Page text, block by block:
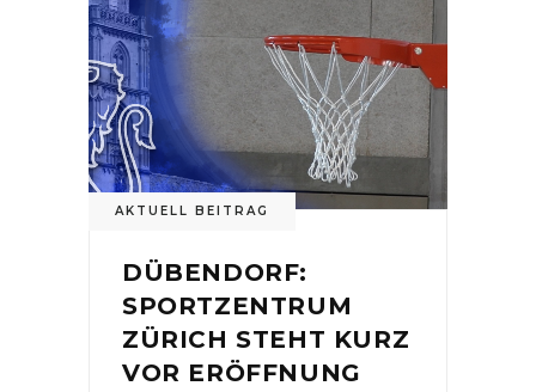
AKTUELL BEITRAG
DÜBENDORF:
SPORTZENTRUM
ZÜRICH STEHT KURZ
VOR ERÖFFNUNG